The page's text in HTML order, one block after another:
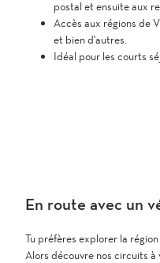
postal et ensuite aux
Accès aux régions de
et bien d'autres.
Idéal pour les courts
En route avec un
Tu préfères explorer la
Alors découvre nos circuits